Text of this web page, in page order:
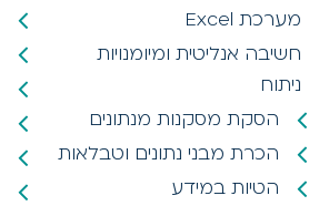
מערכת Excel
חשיבה אנליטית ומיומנויות
ניתוח
הסקת מסקנות מנתונים
הכרת מבני נתונים וטבלאות
הטיות במידע